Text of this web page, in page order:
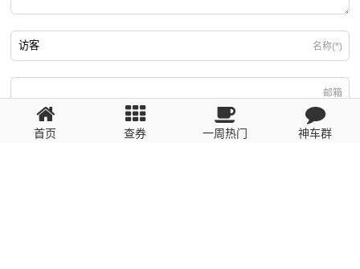
名称(*)
邮箱
回复需填写必要信息
首页 查券 一周热门 神车群